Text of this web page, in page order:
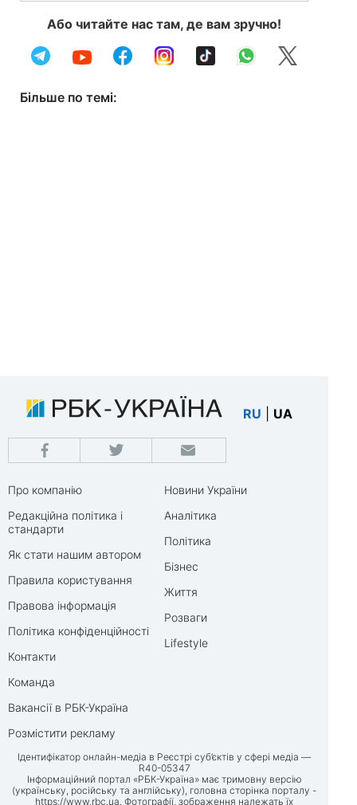
Або читайте нас там, де вам зручно!
Більше по темі:
RU UA
Про компанію
Редакційна політика і
стандарти
Як стати нашим автором
Правила користування
Правова інформація
Політика конфіденційності
Контакти
Команда
Вакансії в РБК-Україна
Розмістити рекламу
Новини України
Аналітика
Політика
Бізнес
Життя
Розваги
Lifestyle
Ідентифікатор онлайн-медіа в Реєстрі суб’єктів у сфері медіа —
R40-05347
Інформаційний портал «РБК-Україна» має тримовну версію
(українську, російську та англійську), головна сторінка порталу -
https://www.rbc.ua. Фотографії, зображення належать їх